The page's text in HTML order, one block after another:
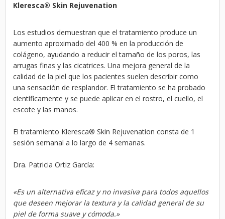
Kleresca® Skin Rejuvenation
Los estudios demuestran que el tratamiento produce un
aumento aproximado del 400 % en la producción de
colágeno, ayudando a reducir el tamaño de los poros, las
arrugas finas y las cicatrices. Una mejora general de la
calidad de la piel que los pacientes suelen describir como
una sensación de resplandor. El tratamiento se ha probado
científicamente y se puede aplicar en el rostro, el cuello, el
escote y las manos.
El tratamiento Kleresca® Skin Rejuvenation consta de 1
sesión semanal a lo largo de 4 semanas.
Dra. Patricia Ortiz García:
«Es un alternativa eficaz y no invasiva para todos aquellos
que deseen mejorar la textura y la calidad general de su
piel de forma suave y cómoda.»